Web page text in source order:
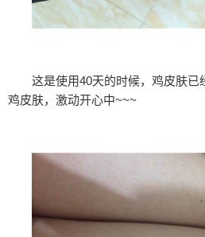
这是使用40天的时候，鸡皮肤已
鸡皮肤，激动开心中~~~